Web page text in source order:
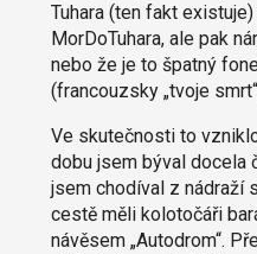
Tuhara (ten fakt
MorDoTuhara, ale pak
nebo že je to špatný
(francouzsky „tvoje
Ve skutečnosti to
dobu jsem býval docela
jsem chodíval z nádraží
cestě měli kolotočáři
návěsem „Autodrom“.